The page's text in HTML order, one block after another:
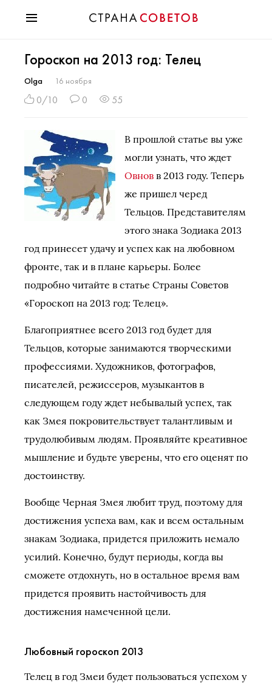
Мода
Звезды
Гороскопы
Психология
Разное
Праздники
Гороскоп на 2013 год: Телец
Olga 16 ноября
0/10 0 55
В прошлой статье вы уже
могли узнать, что ждет
Овнов в 2013 году. Теперь
же пришел черед
Тельцов. Представителям
этого знака Зодиака 2013
год принесет удачу и успех как на любовном
фронте, так и в плане карьеры. Более
подробно читайте в статье Страны Советов
«Гороскоп на 2013 год: Телец».
Благоприятнее всего 2013 год будет для
Тельцов, которые занимаются творческими
профессиями. Художников, фотографов,
писателей, режиссеров, музыкантов в
следующем году ждет небывалый успех, так
как Змея покровительствует талантливым и
трудолюбивым людям. Проявляйте креативное
мышление и будьте уверены, что его оценят по
достоинству.
Вообще Черная Змея любит труд, поэтому для
достижения успеха вам, как и всем остальным
знакам Зодиака, придется приложить немало
усилий. Конечно, будут периоды, когда вы
сможете отдохнуть, но в остальное время вам
придется проявить настойчивость для
достижения намеченной цели.
Любовный гороскоп 2013
Телец в год Змеи будет пользоваться успехом у